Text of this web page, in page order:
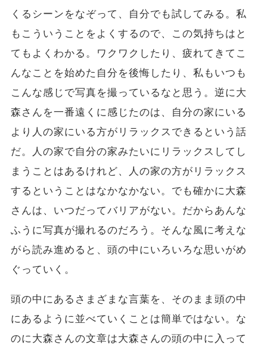
くるシーンをなぞって、自分でも試してみる。私
もこういうことをよくするので、この気持ちはと
てもよくわかる。ワクワクしたり、疲れてきてこ
んなことを始めた自分を後悔したり、私もいつも
こんな感じで写真を撮っているなと思う。逆に大
森さんを一番遠くに感じたのは、自分の家にいる
より人の家にいる方がリラックスできるという話
だ。人の家で自分の家みたいにリラックスしてし
まうことはあるけれど、人の家の方がリラックス
するということはなかなかない。でも確かに大森
さんは、いつだってバリアがない。だからあんな
ふうに写真が撮れるのだろう。そんな風に考えな
がら読み進めると、頭の中にいろいろな思いがめ
ぐっていく。
頭の中にあるさまざまな言葉を、そのまま頭の中
にあるように並べていくことは簡単ではない。な
のに大森さんの文章は大森さんの頭の中に入って